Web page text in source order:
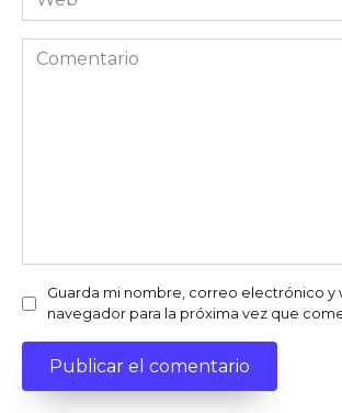
Comentario
Guarda mi nombre, correo electrónico y
navegador para la próxima vez que